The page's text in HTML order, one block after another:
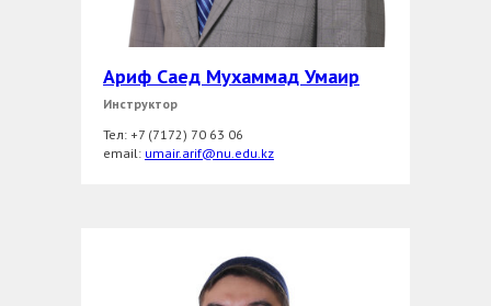
Ариф Саед Мухаммад Умаир
Инструктор
Тел: +7 (7172) 70 63 06
еmail: umair.arif@nu.edu.kz